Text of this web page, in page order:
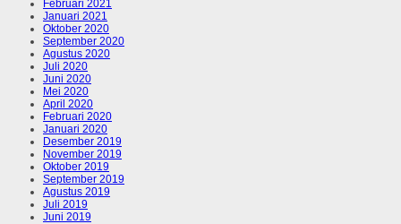
Februari 2021
Januari 2021
Oktober 2020
September 2020
Agustus 2020
Juli 2020
Juni 2020
Mei 2020
April 2020
Februari 2020
Januari 2020
Desember 2019
November 2019
Oktober 2019
September 2019
Agustus 2019
Juli 2019
Juni 2019